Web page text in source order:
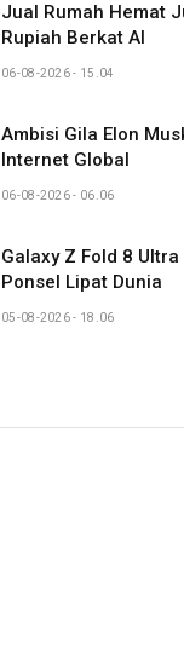
Jual Rumah Hemat
Rupiah Berkat AI
06-08-2026 - 15.04
Ambisi Gila Elon
Internet Global
06-08-2026 - 06.06
Galaxy Z Fold 8 Ultra
Ponsel Lipat Dunia
05-08-2026 - 18.06